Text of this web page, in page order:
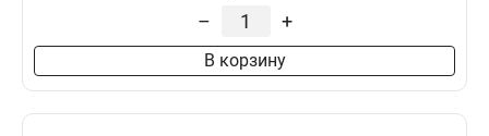
– +
В корзину